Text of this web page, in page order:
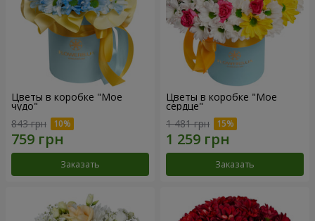
Цветы в коробке "Мое
чудо"
843 грн
Заказать
Цветы в коробке "Мое
сердце"
1 481 грн
Заказать